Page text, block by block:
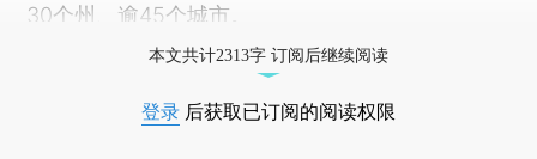
30个州、逾45个城市。
本文共计2313字 订阅后继续阅读
登录 后获取已订阅的阅读权限